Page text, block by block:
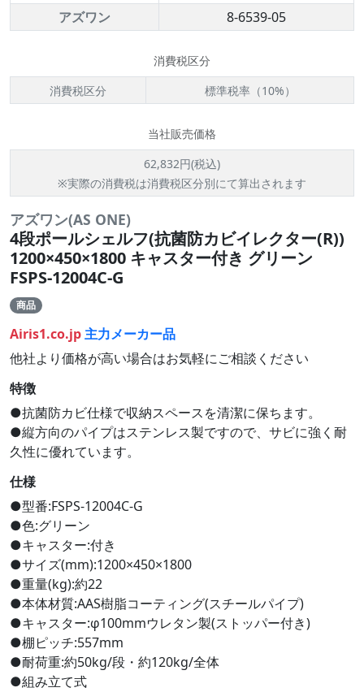
アズワン
8-6539-05
消費税区分
消費税区分
標準税率（10%）
当社販売価格
62,832円(税込)
※実際の消費税は消費税区分別にて算出されます
アズワン(AS ONE)
4段ポールシェルフ(抗菌防カビイレクター(R))
1200×450×1800 キャスター付き グリーン
FSPS-12004C-G
商品
Airis1.co.jp主力メーカー品
他社より価格が高い場合はお気軽にご相談ください
特徴
●抗菌防カビ仕様で収納スペースを清潔に保ちます。
●縦方向のパイプはステンレス製ですので、サビに強く耐
久性に優れています。
仕様
●型番:FSPS-12004C-G
●色:グリーン
●キャスター:付き
●サイズ(mm):1200×450×1800
●重量(kg):約22
●本体材質:AAS樹脂コーティング(スチールパイプ)
●キャスター:φ100mmウレタン製(ストッパー付き)
●棚ピッチ:557mm
●耐荷重:約50kg/段・約120kg/全体
●組み立て式